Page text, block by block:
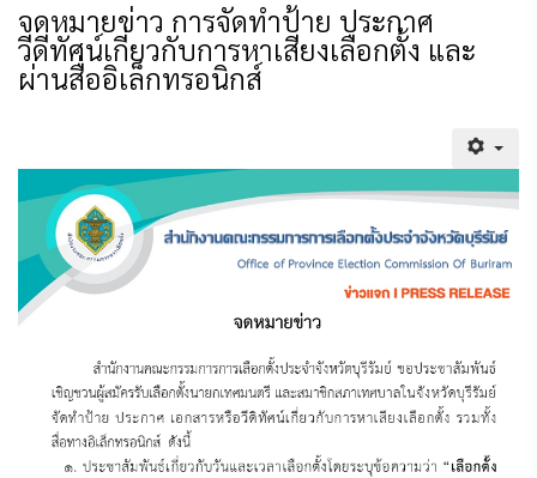
จดหมายข่าว การจัดทำป้าย ประกาศ
วีดีทัศน์เกี่ยวกับการหาเสียงเลือกตั้ง และ
ผ่านสื่ออิเล็กทรอนิกส์